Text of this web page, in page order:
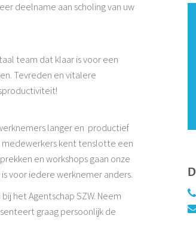
deelname aan scholing van uw
team dat klaar is voor een
Tevreden en vitalere
langer en productief
medewerkers kent tenslotte een
en workshops gaan onze
voor iedere werknemer anders.
het Agentschap SZW. Neem
graag persoonlijk de